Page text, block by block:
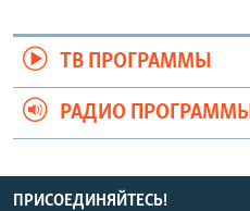
ТВ ПРОГРАММЫ
РАДИО ПРОГРАММЫ
ПРИСОЕДИНЯЙТЕСЬ!